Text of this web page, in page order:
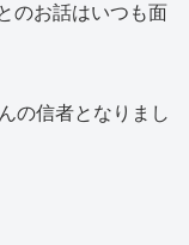
のお話はいつも面
の信者となりまし